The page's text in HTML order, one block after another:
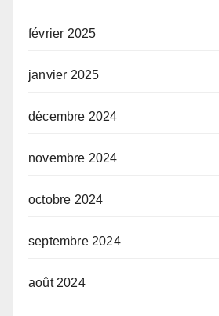
février 2025
janvier 2025
décembre 2024
novembre 2024
octobre 2024
septembre 2024
août 2024